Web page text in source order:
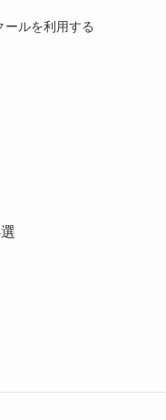
ールを利用する